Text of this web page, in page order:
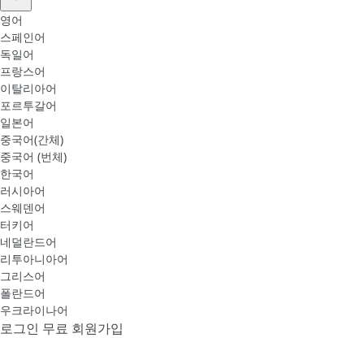
영어
스페인어
독일어
프랑스어
이탈리아어
포르투갈어
일본어
중국어(간체)
중국어 (번체)
한국어
러시아어
스웨덴어
터키어
네덜란드어
리투아니아어
그리스어
폴란드어
우크라이나어
로그인 무료 회원가입